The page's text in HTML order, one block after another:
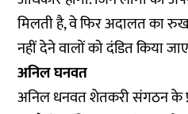
मिलती है, वे फिर अदालत का
नहीं देने वालों को दंडित किया
अनिल घनवत
अनिल धनवत शेतकरी संगठन के